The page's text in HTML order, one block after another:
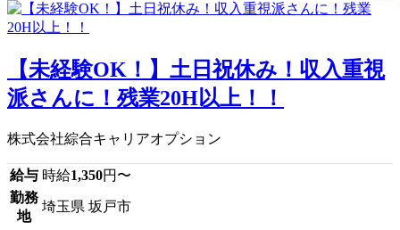
【未経験OK！】土日祝休み！収入重視
派さんに！残業20H以上！！
株式会社綜合キャリアオプション
給与 時給1,350円〜
勤務
地
埼玉県 坂戸市